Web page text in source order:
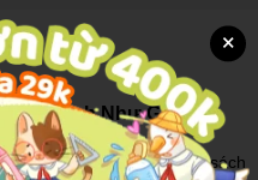
Anh Như Gió
Matrixgồm 3 cuốn sách
×